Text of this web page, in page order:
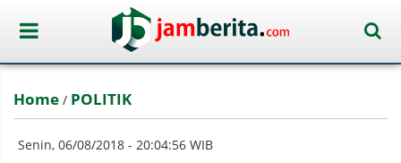
Home / POLITIK
Senin, 06/08/2018 - 20:04:56 WIB